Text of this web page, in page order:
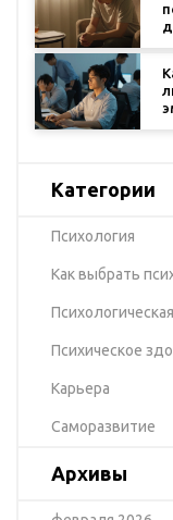
Категории
Психология
Как выбрать
Психическое
Карьера
Саморазвитие
Архивы